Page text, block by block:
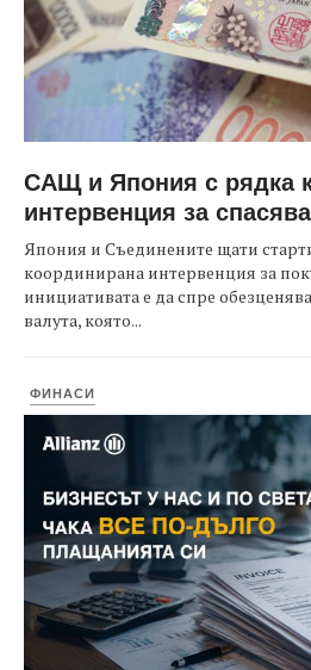
САЩ и Япония с рядка
интервенция за
Япония и Съединените щати
координирана интервенция за
инициативата е да спре
валута, която...
ФИНАСИ